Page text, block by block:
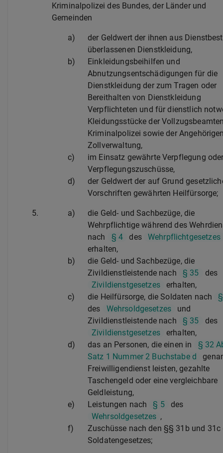
Kriminalpolizei des Bundes, der Länder und
Gemeinden
a)
der Geldwert der ihnen aus
überlassenen Dienstkleidung,
b)
Einkleidungsbeihilfen und
Abnutzungsentschädigungen für die
Dienstkleidung der zum Tragen oder
Bereithalten von Dienstkleidung
Verpflichteten und für dienstlich
Kleidungsstücke der
Kriminalpolizei sowie der
Zollverwaltung,
c)
im Einsatz gewährte Verpflegung
Verpflegungszuschüsse,
d)
der Geldwert der auf Grund
Vorschriften gewährten Heilfürsorge;
5. a)
die Geld- und Sachbezüge, die
Wehrpflichtige während des
nach
§ 4 des
Wehrpflichtgesetzes
erhalten,
b)
die Geld- und Sachbezüge, die
Zivildienstleistende nach
§ 35
des
Zivildienstgesetzes
erhalten,
c)
die Heilfürsorge, die Soldaten nach
des
Wehrsoldgesetzes
und
Zivildienstleistende nach
§ 35
des
Zivildienstgesetzes
erhalten,
d)
das an Personen, die einen in
§ 32
Satz 1 Nummer 2 Buchstabe d
Freiwilligendienst leisten, gezahlte
Taschengeld oder eine vergleichbare
Geldleistung,
e)
Leistungen nach § 5
des
Wehrsoldgesetzes ,
f)
Zuschüsse nach den §§ 31b und 31c
Soldatengesetzes;